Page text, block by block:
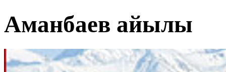
Аманбаев айылы